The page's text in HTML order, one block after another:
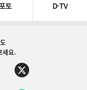
토 D-TV
세요.